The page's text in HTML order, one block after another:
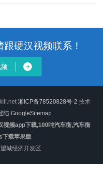
硬汉视频联系！
湘ICP备78520828号-2 技术
陆 GoogleSitemap
视频app下载,100吨汽车衡,汽车衡
下载苹果版
望城经济开发区